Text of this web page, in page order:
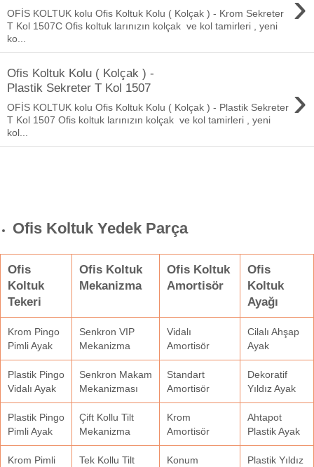
OFİS KOLTUK kolu Ofis Koltuk Kolu ( Kolçak ) - Krom Sekreter
T Kol 1507C Ofis koltuk larınızın kolçak ve kol tamirleri , yeni
ko...
Ofis Koltuk Kolu ( Kolçak ) -
Plastik Sekreter T Kol 1507
›
OFİS KOLTUK kolu Ofis Koltuk Kolu ( Kolçak ) - Plastik Sekreter
T Kol 1507 Ofis koltuk larınızın kolçak ve kol tamirleri , yeni
kol...
Ofis Koltuk Yedek Parça
Ofis
Koltuk
Tekeri
Ofis Koltuk
Mekanizma
Ofis Koltuk
Amortisör
Ofis
Koltuk
Ayağı
Krom Pingo
Pimli Ayak
Senkron VIP
Mekanizma
Vidalı
Amortisör
Cilalı Ahşap
Ayak
Plastik Pingo
Vidalı Ayak
Senkron Makam
Mekanizması
Standart
Amortisör
Dekoratif
Yıldız Ayak
Plastik Pingo
Pimli Ayak
Çift Kollu Tilt
Mekanizma
Krom
Amortisör
Ahtapot
Plastik Ayak
Krom Pimli
Tek Kollu Tilt
Konum
Plastik Yıldız